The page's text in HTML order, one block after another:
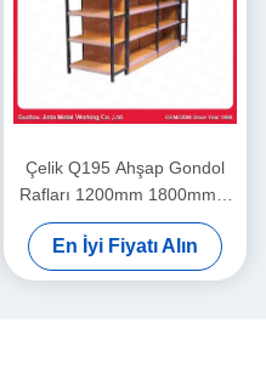
Çelik Q195 Ahşap Gondol
Rafları 1200mm 1800mm 5
Katlı Depolama Rafı
En İyi Fiyatı Alın